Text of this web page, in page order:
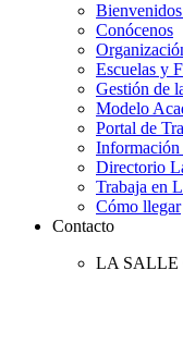
Conócenos
Escuelas y
Gestión de
Modelo
Portal de
Información
Directorio
Trabaja en
Cómo llegar
Contacto
LA SALLE